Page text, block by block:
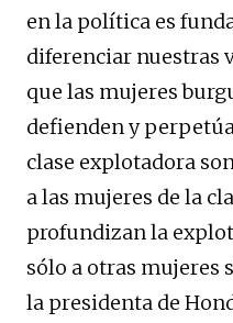
en la política es
diferenciar nuestras
que las mujeres
defienden y
clase explotadora
a las mujeres de la
profundizan la
sólo a otras mujeres
la presidenta de